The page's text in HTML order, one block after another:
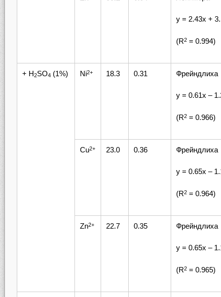
у = 2.43х +
(R2= 0.994)
+ H2SO4 (1%) Ni2+ 18.3 0.31 Фрейндлиха
у = 0.61х –
(R2= 0.966)
Cu2+ 23.0 0.36 Фрейндлиха
у = 0.65х –
(R2= 0.964)
Zn2+ 22.7 0.35 Фрейндлиха
у = 0.65х –
(R2= 0.965)